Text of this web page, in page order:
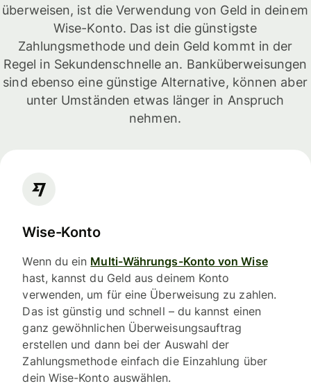
überweisen, ist die Verwendung von Geld in deinem
Wise-Konto. Das ist die günstigste
Zahlungsmethode und dein Geld kommt in der
Regel in Sekundenschnelle an. Banküberweisungen
sind ebenso eine günstige Alternative, können aber
unter Umständen etwas länger in Anspruch
nehmen.
Wise-Konto
Wenn du ein Multi-Währungs-Konto von Wise
hast, kannst du Geld aus deinem Konto
verwenden, um für eine Überweisung zu zahlen.
Das ist günstig und schnell – du kannst einen
ganz gewöhnlichen Überweisungsauftrag
erstellen und dann bei der Auswahl der
Zahlungsmethode einfach die Einzahlung über
dein Wise-Konto auswählen.